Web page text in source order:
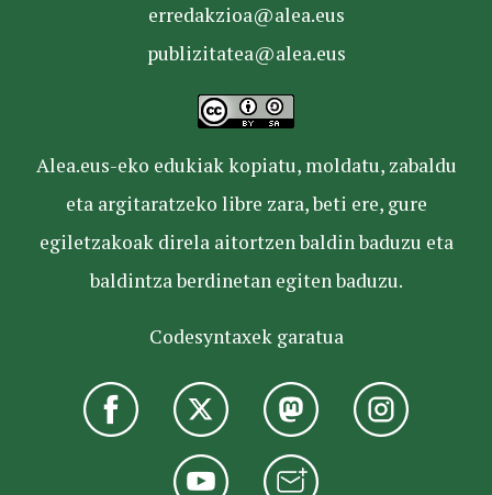
erredakzioa@alea.eus
publizitatea@alea.eus
Alea.eus-eko edukiak kopiatu, moldatu, zabaldu
eta argitaratzeko libre zara, beti ere, gure
egiletzakoak direla aitortzen baldin baduzu eta
baldintza berdinetan egiten baduzu.
Codesyntaxek garatua